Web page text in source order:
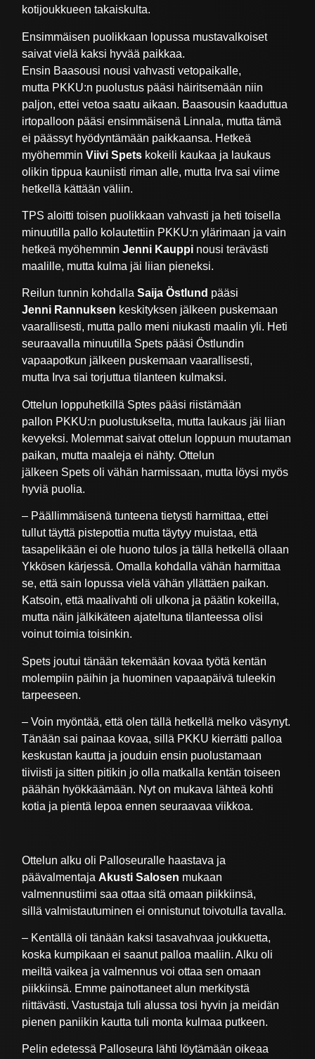
kotijoukkueen takaiskulta.
Ensimmäisen puolikkaan lopussa mustavalkoiset
saivat vielä kaksi hyvää paikkaa.
Ensin Baasousi nousi vahvasti vetopaikalle,
mutta PKKU:n puolustus pääsi häiritsemään niin
paljon, ettei vetoa saatu aikaan. Baasousin kaaduttua
irtopalloon pääsi ensimmäisenä Linnala, mutta tämä
ei päässyt hyödyntämään paikkaansa. Hetkeä
myöhemminViivi Spets kokeili kaukaa ja laukaus
olikin tippua kauniisti riman alle, mutta Irva sai viime
hetkellä kättään väliin.
TPS aloitti toisen puolikkaan vahvasti ja heti toisella
minuutilla pallo kolautettiin PKKU:n ylärimaan ja vain
hetkeä myöhemminJenni Kauppi nousi terävästi
maalille, mutta kulma jäi liian pieneksi.
Reilun tunnin kohdallaSaija Östlund pääsi
Jenni Rannuksen keskityksen jälkeen puskemaan
vaarallisesti, mutta pallo meni niukasti maalin yli. Heti
seuraavalla minuutilla Spets pääsi Östlundin
vapaapotkun jälkeen puskemaan vaarallisesti,
mutta Irva sai torjuttua tilanteen kulmaksi.
Ottelun loppuhetkillä Sptes pääsi riistämään
pallon PKKU:n puolustukselta, mutta laukaus jäi liian
kevyeksi. Molemmat saivat ottelun loppuun muutaman
paikan, mutta maaleja ei nähty. Ottelun
jälkeen Spets oli vähän harmissaan, mutta löysi myös
hyviä puolia.
– Päällimmäisenä tunteena tietysti harmittaa, ettei
tullut täyttä pistepottia mutta täytyy muistaa, että
tasapelikään ei ole huono tulos ja tällä hetkellä ollaan
Ykkösen kärjessä. Omalla kohdalla vähän harmittaa
se, että sain lopussa vielä vähän yllättäen paikan.
Katsoin, että maalivahti oli ulkona ja päätin kokeilla,
mutta näin jälkikäteen ajateltuna tilanteessa olisi
voinut toimia toisinkin.
Spets joutui tänään tekemään kovaa työtä kentän
molempiin päihin ja huominen vapaapäivä tuleekin
tarpeeseen.
– Voin myöntää, että olen tällä hetkellä melko väsynyt.
Tänään sai painaa kovaa, sillä PKKU kierrätti palloa
keskustan kautta ja jouduin ensin puolustamaan
tiiviisti ja sitten pitikin jo olla matkalla kentän toiseen
päähän hyökkäämään. Nyt on mukava lähteä kohti
kotia ja pientä lepoa ennen seuraavaa viikkoa.
Ottelun alku oli Palloseuralle haastava ja
päävalmentaja Akusti Salosen mukaan
valmennustiimi saa ottaa sitä omaan piikkiinsä,
sillä valmistautuminen ei onnistunut toivotulla tavalla.
– Kentällä oli tänään kaksi tasavahvaa joukkuetta,
koska kumpikaan ei saanut palloa maaliin. Alku oli
meiltä vaikea ja valmennus voi ottaa sen omaan
piikkiinsä. Emme painottaneet alun merkitystä
riittävästi. Vastustaja tuli alussa tosi hyvin ja meidän
pienen paniikin kautta tuli monta kulmaa putkeen.
Pelin edetessä Palloseura lähti löytämään oikeaa